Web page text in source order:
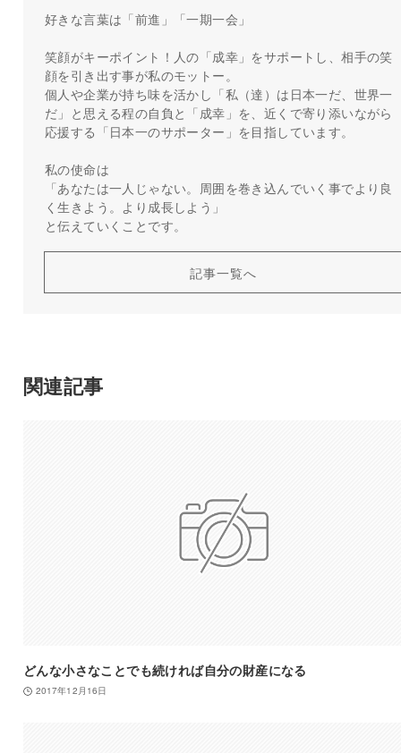
好きな言葉は「前進」「一期一会」
笑顔がキーポイント！人の「成幸」をサポートし、相手の笑
顔を引き出す事が私のモットー。
個人や企業が持ち味を活かし「私（達）は日本一だ、世界一
だ」と思える程の自負と「成幸」を、近くで寄り添いながら
応援する「日本一のサポーター」を目指しています。
私の使命は
「あなたは一人じゃない。周囲を巻き込んでいく事でより良
く生きよう。より成長しよう」
と伝えていくことです。
記事一覧へ
関連記事
どんな小さなことでも続ければ自分の財産になる
2017年12月16日